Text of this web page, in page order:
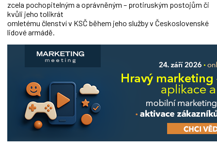
zcela pochopitelným a oprávněným – protiruským postojům či
kvůli jeho tolikrát
omletému členství v KSČ během jeho služby v Československé
lidové armádě.